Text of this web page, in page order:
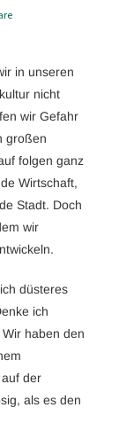
in unseren
nicht
wir Gefahr
großen
folgen ganz
Wirtschaft,
Stadt. Doch
wir
düsteres
ich
haben den
auf der
als es den